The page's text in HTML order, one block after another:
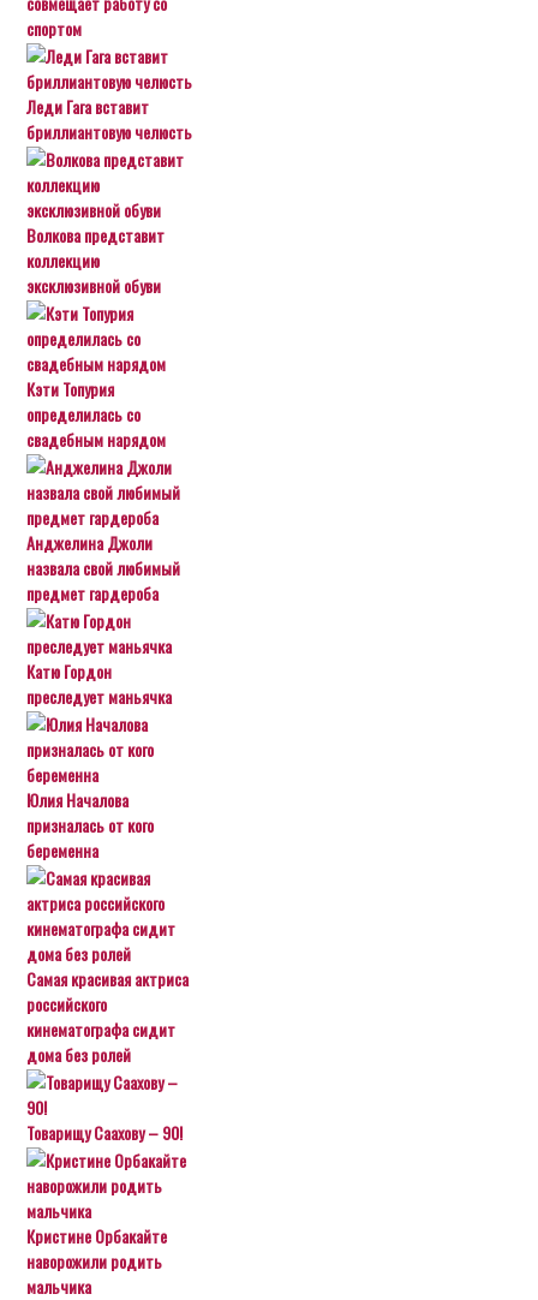
спортом
Леди Гага вставит
бриллиантовую челюсть
Волкова представит
коллекцию
эксклюзивной обуви
Кэти Топурия
определилась со
свадебным нарядом
Анджелина Джоли
назвала свой любимый
предмет гардероба
Катю Гордон
преследует маньячка
Юлия Началова
призналась от кого
беременна
Самая красивая актриса
российского
кинематографа сидит
дома без ролей
Товарищу Саахову – 90!
Кристине Орбакайте
наворожили родить
мальчика